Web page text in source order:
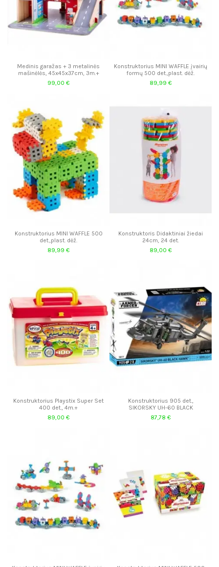
Medinis garažas + 3 metalinės
mašinėlės, 45x45x37cm, 3m.+
99,00 €
Konstruktorius MINI WAFFLE įvairių
formų 500 det.,plast. dėž.
89,99 €
Konstruktorius MINI WAFFLE 500
det.,plast. dėž.
89,99 €
Konstruktoris Didaktiniai žiedai
24cm, 24 det.
89,00 €
Konstruktorius Playstix Super Set
400 det., 4m.+
89,00 €
Konstruktorius 905 det.,
SIKORSKY UH-60 BLACK
87,78 €